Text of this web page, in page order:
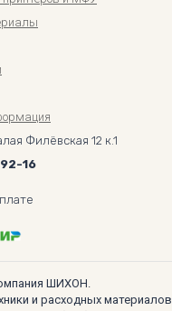
Филёвская 12 к.1
16
ШИХОН.
и расходных материалов.